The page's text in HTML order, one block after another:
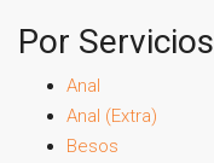
Por Servicios
Anal
Anal (Extra)
Besos